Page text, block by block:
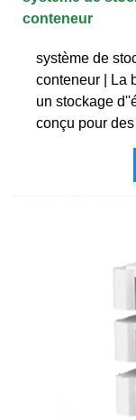
conteneur
système de
conteneur | La
un stockage
conçu pour